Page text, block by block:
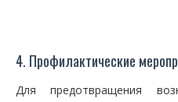
4. Профилактические
Для предотвращения